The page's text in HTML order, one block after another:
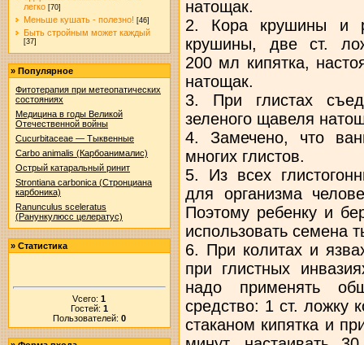
легко [70]
Меньше кушать - полезно! [46]
Быть стройным может каждый
[37]
» Популярное
Фитотерапия при метеопатических
состояниях
Медицина в годы Великой
Отечественной войны
Cucurbitaceae — Тыквенные
Carbo animalis (Карбоанималис)
Острый катаральный ринит
Strontiana carbonica (Стронциана
карбоника)
Ranunculus sceleratus
(Ранункулюсс целератус)
» Статистика
Vсего:1
Гостей: 1
Пользователей: 0
натощак.
2. Кора крушины и
крушины, две ст.
200 мл кипятка,
натощак.
3. При глистах
зеленого щавеля
4. Замечено, что
многих глистов.
5. Из всех
для организма
Поэтому ребенку и
использовать семена
6. При колитах и
при глистных
надо применять
средство: 1 ст. ложку
стаканом кипятка и